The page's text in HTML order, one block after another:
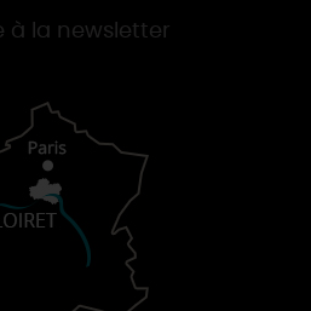
à la newsletter